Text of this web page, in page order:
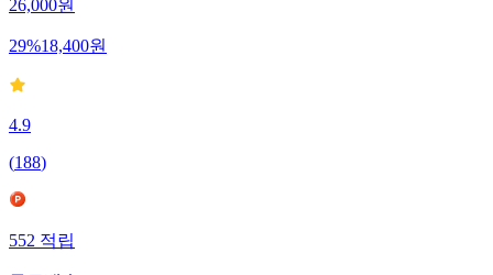
26,000원
29%18,400원
4.9
(188)
552적립